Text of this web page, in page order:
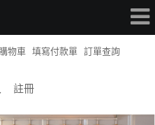
購物車 填寫付款單 訂單查詢
註冊